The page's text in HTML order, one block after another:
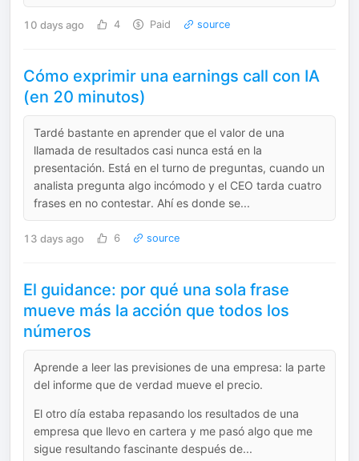
10 days ago 4 Paid source
Cómo exprimir una earnings call con IA
(en 20 minutos)
Tardé bastante en aprender que el valor de una
llamada de resultados casi nunca está en la
presentación. Está en el turno de preguntas, cuando un
analista pregunta algo incómodo y el CEO tarda cuatro
frases en no contestar. Ahí es donde se...
13 days ago 6 source
El guidance: por qué una sola frase
mueve más la acción que todos los
números
Aprende a leer las previsiones de una empresa: la parte
del informe que de verdad mueve el precio.
El otro día estaba repasando los resultados de una
empresa que llevo en cartera y me pasó algo que me
sigue resultando fascinante después de...